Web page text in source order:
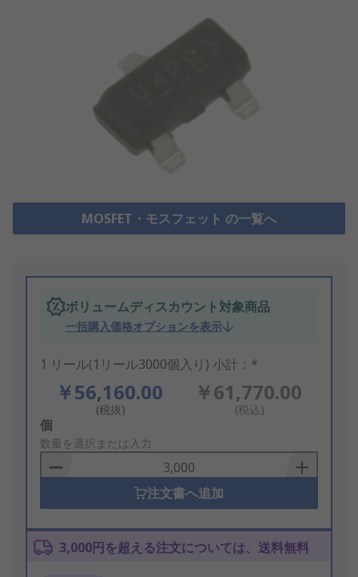
MOSFET・モスフェット の一覧へ
ボリュームディスカウント対象商品
一括購入価格オプションを表示
1 リール(1リール3000個入り) 小計：*
￥56,160.00
(税抜)
￥61,770.00
(税込)
Add
to
Basket
個
数量を選択または入力
注文書へ追加
3,000円を超える注文については、送料無料